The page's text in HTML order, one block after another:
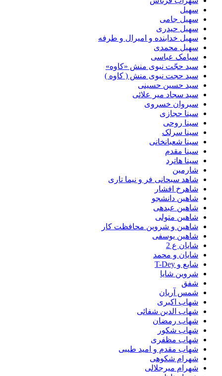
سهیل
سهیل جامی
سهیل حیدری
سهیل خدابنده و امیرال و طرفه
سهیل محمدی
سیامک عباسی
سید حجّت نبوی منش «کاوه»
سید حجت نبوی منش ( کاوه )
سید حسین حسینى
سید سجاد میر علائی
سیروان خسروی
سینا حجازی
سینا روحی
سینا سرلک
سینا شعبانخانی
سینا مقدم
سینا هاترد
شارمین
شاهد سبحانی فر و نیما تاری
شاهرخ افشار
شاهین دانشجو
شاهین عبدهی
شاهین متولی
شاهین و شروین محافظت کار
شاهین یوسفی
شایان ع 2
شایان و محمد
شایع و T-Dey
شروین شایا
شفق
شمس آریان
شهاب اکبری
شهاب الدین شفائی
شهاب رمضان
شهاب شکور
شهاب مظفری
شهاب مقدم و امید طیبی
شهرام شکوهی
شهرام میرجلالی